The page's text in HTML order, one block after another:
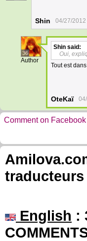
Shin 04/27/
36
Author
Shin said:
Oui,
Tout est
OteKaï
Comment on Facebook
English :